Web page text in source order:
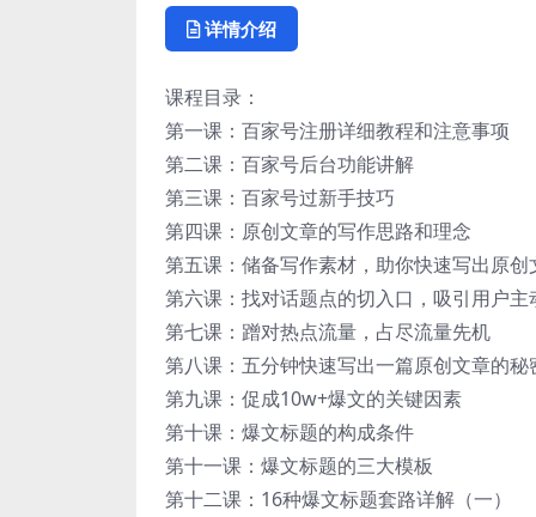
详情介绍
课程目录：
第一课：百家号注册详细教程和注意事项
第二课：百家号后台功能讲解
第三课：百家号过新手技巧
第四课：原创文章的写作思路和理念
第五课：储备写作素材，助你快速写出原创
第六课：找对话题点的切入口，吸引用户主
第七课：蹭对热点流量，占尽流量先机
第八课：五分钟快速写出一篇原创文章的秘
第九课：促成10w+爆文的关键因素
第十课：爆文标题的构成条件
第十一课：爆文标题的三大模板
第十二课：16种爆文标题套路详解（一）